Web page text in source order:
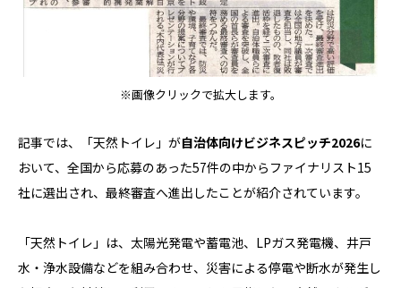
※画像クリックで拡大します。
記事では、「天然トイレ」が自治体向けビジネスピッチ2026に
おいて、全国から応募のあった57件の中からファイナリスト15
社に選出され、最終審査へ進出したことが紹介されています。
「天然トイレ」は、太陽光発電や蓄電池、LPガス発電機、井戸
水・浄水設備などを組み合わせ、災害による停電や断水が発生し